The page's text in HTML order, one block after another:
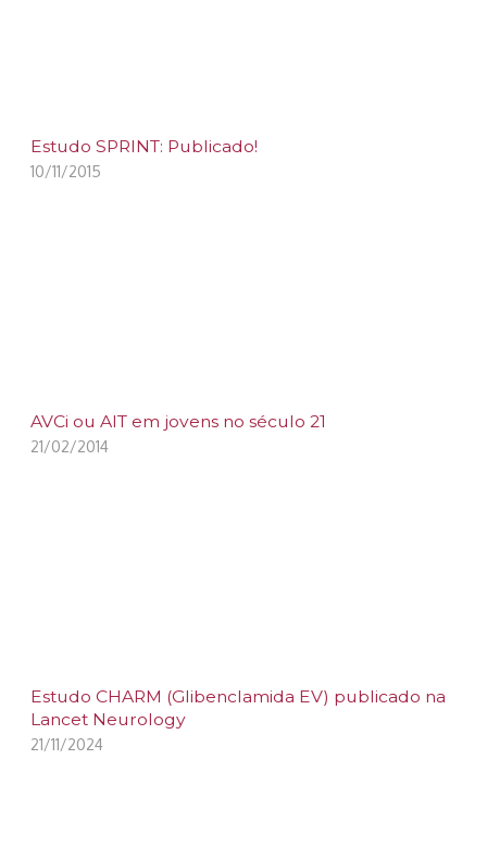
Estudo SPRINT: Publicado!
10/11/2015
AVCi ou AIT em jovens no século 21
21/02/2014
Estudo CHARM (Glibenclamida EV) publicado na
Lancet Neurology
21/11/2024